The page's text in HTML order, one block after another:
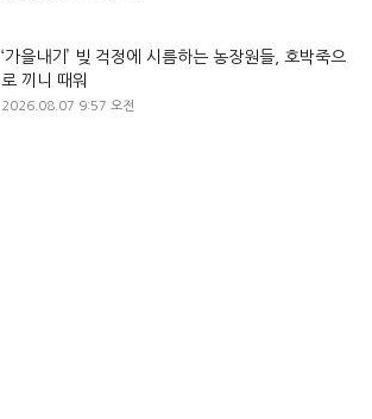
‘가을내기’ 빚 걱정에 시름하는 농장원들, 호박죽으
로 끼니 때워
2026.08.07 9:57 오전